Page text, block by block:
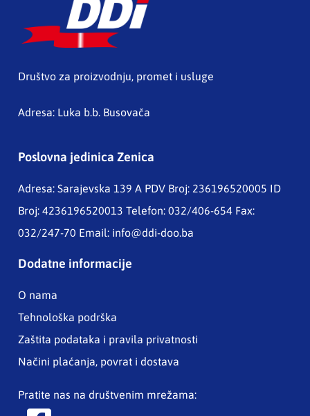
Društvo za proizvodnju, promet i usluge
Adresa: Luka b.b. Busovača
Poslovna jedinica Zenica
Adresa: Sarajevska 139 A PDV Broj: 236196520005 ID
Broj: 4236196520013 Telefon: 032/406-654 Fax:
032/247-70 Email: info@ddi-doo.ba
Dodatne informacije
O nama
Tehnološka podrška
Zaštita podataka i pravila privatnosti
Načini plaćanja, povrat i dostava
Pratite nas na društvenim mrežama: